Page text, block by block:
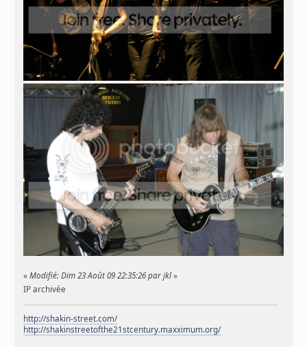
«Modifié: Dim 23 Août 09 22:35:26 par jkl»
IP archivée
http://shakin-street.com/
http://shakinstreetofthe21stcentury.maxximum.org/